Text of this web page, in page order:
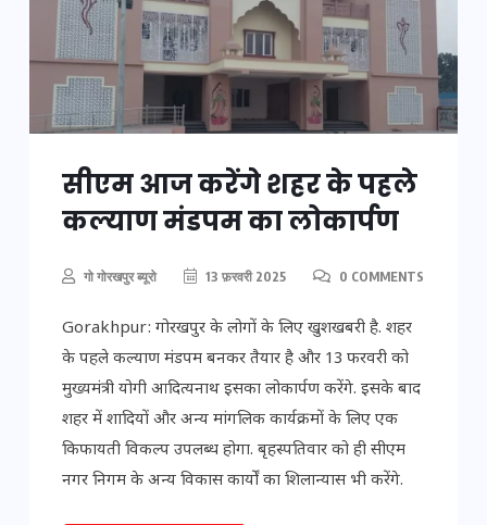
सीएम आज करेंगे शहर के पहले
कल्याण मंडपम का लोकार्पण
गो गोरखपुर ब्यूरो 13 फ़रवरी 2025 0 COMMENTS
Gorakhpur: गोरखपुर के लोगों के लिए खुशखबरी है. शहर
के पहले कल्याण मंडपम बनकर तैयार है और 13 फरवरी को
मुख्यमंत्री योगी आदित्यनाथ इसका लोकार्पण करेंगे. इसके बाद
शहर में शादियों और अन्य मांगलिक कार्यक्रमों के लिए एक
किफायती विकल्प उपलब्ध होगा. बृहस्पतिवार को ही सीएम
नगर निगम के अन्य विकास कार्यों का शिलान्यास भी करेंगे.